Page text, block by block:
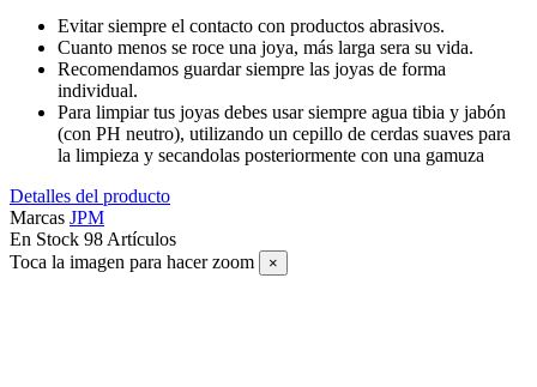
Evitar siempre el contacto con productos abrasivos.
Cuanto menos se roce una joya, más larga sera su vida.
Recomendamos guardar siempre las joyas de forma
individual.
Para limpiar tus joyas debes usar siempre agua tibia y jabón
(con PH neutro), utilizando un cepillo de cerdas suaves para
la limpieza y secandolas posteriormente con una gamuza
Detalles del producto
Marcas JPM
En Stock 98 Artículos
Toca la imagen para hacer zoom
×